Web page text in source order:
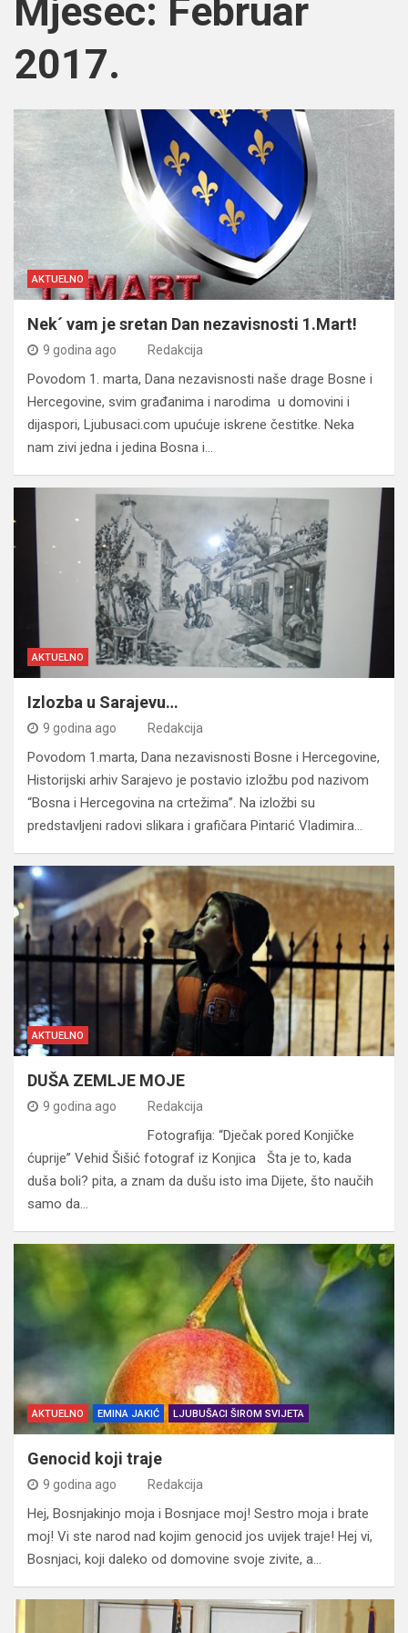
Mjesec: Februar
2017.
AKTUELNO
Nek´ vam je sretan Dan nezavisnosti 1.Mart!
9 godina ago Redakcija
Povodom 1. marta, Dana nezavisnosti naše drage Bosne i
Hercegovine, svim građanima i narodima u domovini i
dijaspori, Ljubusaci.com upućuje iskrene čestitke. Neka
nam zivi jedna i jedina Bosna i…
AKTUELNO
Izlozba u Sarajevu…
9 godina ago Redakcija
Povodom 1.marta, Dana nezavisnosti Bosne i Hercegovine,
Historijski arhiv Sarajevo je postavio izložbu pod nazivom
“Bosna i Hercegovina na crtežima”. Na izložbi su
predstavljeni radovi slikara i grafičara Pintarić Vladimira…
AKTUELNO
DUŠA ZEMLJE MOJE
9 godina ago Redakcija
Fotografija: “Dječak pored Konjičke
ćuprije” Vehid Šišić fotograf iz Konjica Šta je to, kada
duša boli? pita, a znam da dušu isto ima Dijete, što naučih
samo da…
AKTUELNO EMINA JAKIĆ LJUBUŠACI ŠIROM SVIJETA
Genocid koji traje
9 godina ago Redakcija
Hej, Bosnjakinjo moja i Bosnjace moj! Sestro moja i brate
moj! Vi ste narod nad kojim genocid jos uvijek traje! Hej vi,
Bosnjaci, koji daleko od domovine svoje zivite, a…